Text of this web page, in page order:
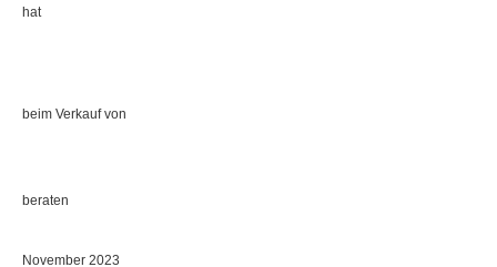
hat
beim Verkauf von
beraten
November 2023